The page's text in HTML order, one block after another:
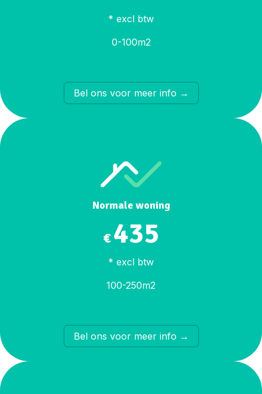
* excl btw
0-100m2
​Bel ons voor meer info →
Normale woning
€435
* excl btw
100-250m2
​Bel ons voor meer info →